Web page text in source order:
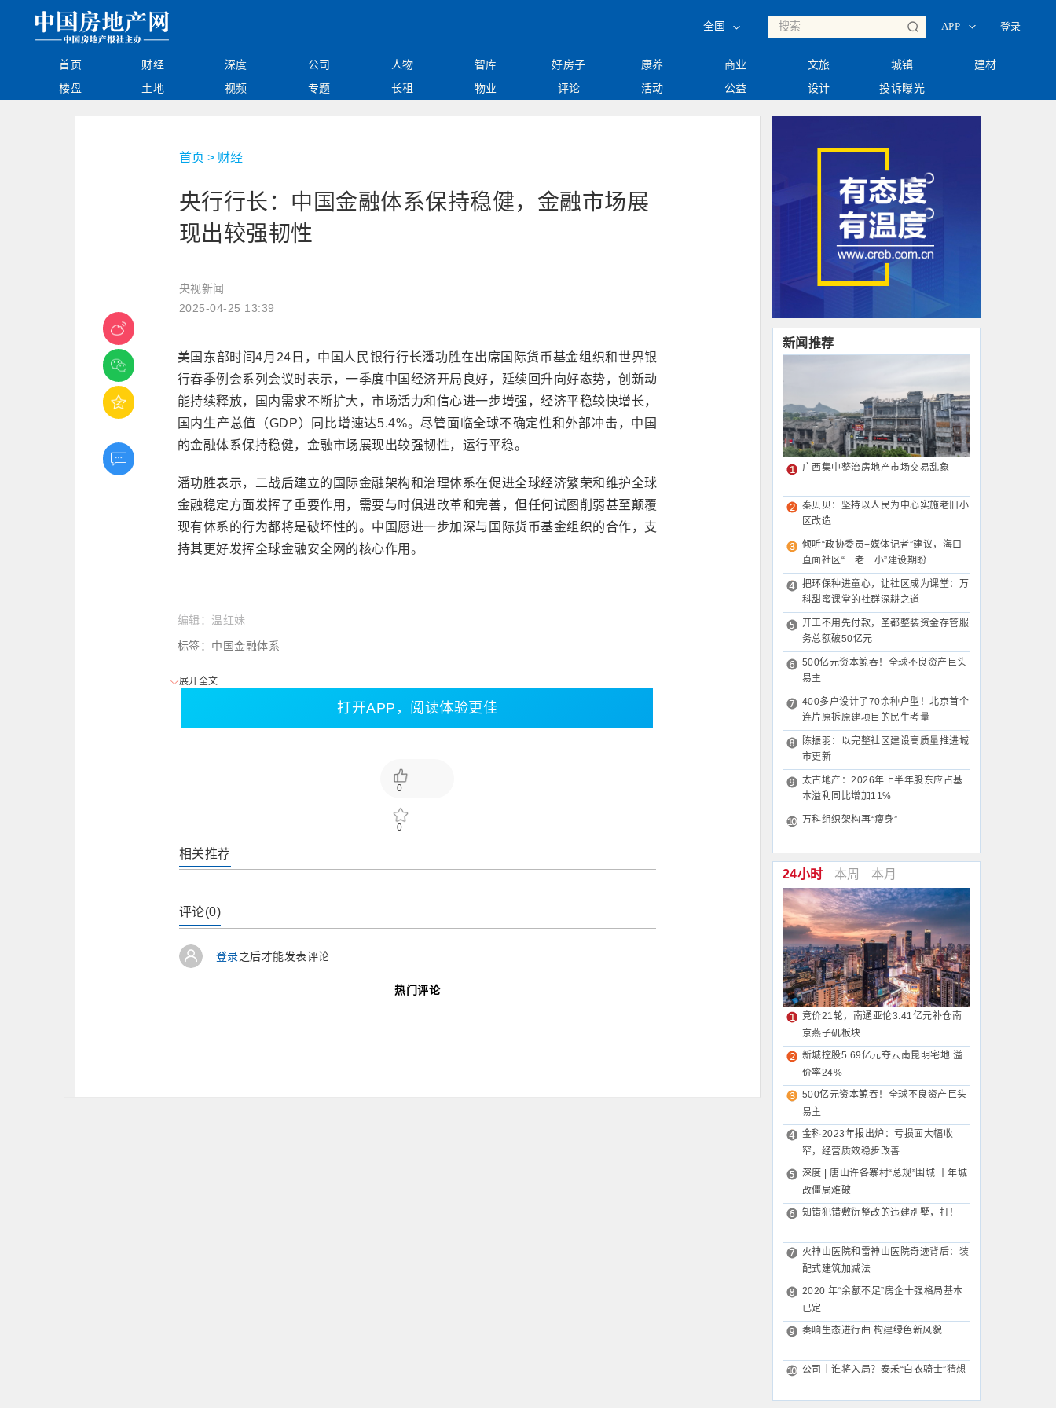
登录
APP ◇
全国 ◇
首页 财经 深度 公司 人物 智库 好房子 康养 商业 文旅 城镇
建材
楼盘
土地 视频 专题 长租 物业 评论 活动 公益 设计 投诉曝光
首页 > 财经
央行行长：中国金融体系保持稳健，金融市场展
现出较强韧性
央视新闻
2025-04-25 13:39
美国东部时间4月24日，中国人民银行行长潘功胜在出席国际货币基金组织和世界银
行春季例会系列会议时表示，一季度中国经济开局良好，延续回升向好态势，创新动
能持续释放，国内需求不断扩大，市场活力和信心进一步增强，经济平稳较快增长，
国内生产总值（GDP）同比增速达5.4%。尽管面临全球不确定性和外部冲击，中国
的金融体系保持稳健，金融市场展现出较强韧性，运行平稳。
潘功胜表示，二战后建立的国际金融架构和治理体系在促进全球经济繁荣和维护全球
金融稳定方面发挥了重要作用，需要与时俱进改革和完善，但任何试图削弱甚至颠覆
现有体系的行为都将是破坏性的。中国愿进一步加深与国际货币基金组织的合作，支
持其更好发挥全球金融安全网的核心作用。
编辑：温红妹
标签：中国金融体系
展开全文
打开APP，阅读体验更佳
0
0
相关推荐
评论(0)
登录之后才能发表评论
热门评论
新闻推荐
广西集中整治房地产市场交易乱象
秦贝贝：坚持以人民为中心实施老旧小
区改造
倾听“政协委员+媒体记者”建议，海口
直面社区“一老一小”建设期盼
把环保种进童心，让社区成为课堂：万
科甜蜜课堂的社群深耕之道
开工不用先付款，圣都整装资金存管服
务总额破50亿元
500亿元资本鲸吞！全球不良资产巨头
易主
400多户设计了70余种户型！北京首个
连片原拆原建项目的民生考量
陈振羽：以完整社区建设高质量推进城
市更新
太古地产：2026年上半年股东应占基
本溢利同比增加11%
万科组织架构再“瘦身”
24小时 本周 本月
竞价21轮，南通亚伦3.41亿元补仓南
京燕子矶板块
新城控股5.69亿元夺云南昆明宅地 溢
价率24%
500亿元资本鲸吞！全球不良资产巨头
易主
金科2023年报出炉：亏损面大幅收
窄，经营质效稳步改善
深度 | 唐山许各寨村“总规”围城 十年城
改僵局难破
知错犯错敷衍整改的违建别墅，打！
火神山医院和雷神山医院奇迹背后：装
配式建筑加减法
2020 年“余额不足”房企十强格局基本
已定
奏响生态进行曲 构建绿色新风貌
公司｜谁将入局？泰禾“白衣骑士”猜想